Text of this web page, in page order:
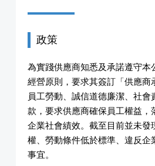
政策
為實踐供應商知悉及承諾遵守本
經營原則，要求其簽訂「供應商
員工勞動、誠信道德廉潔、社會
款，要求供應商確保員工權益，
企業社會績效。截至目前並未發
權、勞動條件低於標準、違反企
事宜。